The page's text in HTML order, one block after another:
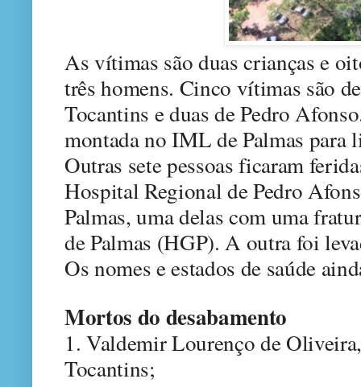
As vítimas são duas crianças e
três homens. Cinco vítimas são
Tocantins e duas de Pedro
montada no IML de Palmas para
Outras sete pessoas ficaram
Hospital Regional de Pedro
Palmas, uma delas com uma
de Palmas (HGP). A outra foi
Os nomes e estados de saúde
Mortos do desabamento
1. Valdemir Lourenço de
Tocantins;